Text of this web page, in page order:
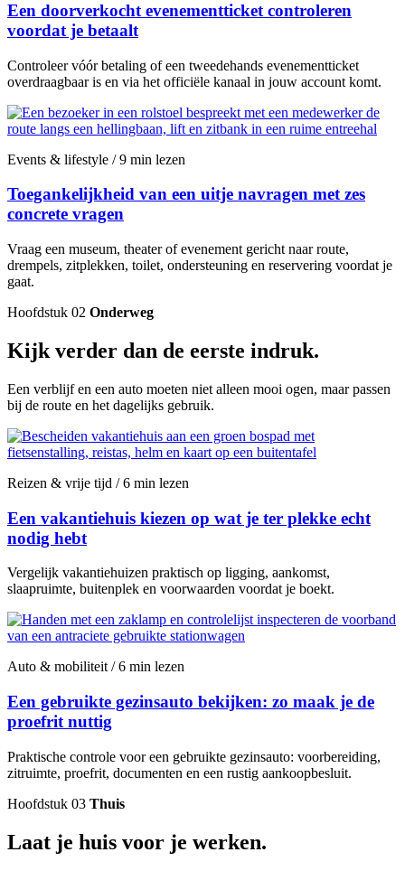
Een doorverkocht evenementticket controleren
voordat je betaalt
Controleer vóór betaling of een tweedehands evenementticket
overdraagbaar is en via het officiële kanaal in jouw account komt.
Events & lifestyle / 9 min lezen
Toegankelijkheid van een uitje navragen met zes
concrete vragen
Vraag een museum, theater of evenement gericht naar route,
drempels, zitplekken, toilet, ondersteuning en reservering voordat je
gaat.
Hoofdstuk 02 Onderweg
Kijk verder dan de eerste indruk.
Een verblijf en een auto moeten niet alleen mooi ogen, maar passen
bij de route en het dagelijks gebruik.
Reizen & vrije tijd / 6 min lezen
Een vakantiehuis kiezen op wat je ter plekke echt
nodig hebt
Vergelijk vakantiehuizen praktisch op ligging, aankomst,
slaapruimte, buitenplek en voorwaarden voordat je boekt.
Auto & mobiliteit / 6 min lezen
Een gebruikte gezinsauto bekijken: zo maak je de
proefrit nuttig
Praktische controle voor een gebruikte gezinsauto: voorbereiding,
zitruimte, proefrit, documenten en een rustig aankoopbesluit.
Hoofdstuk 03 Thuis
Laat je huis voor je werken.